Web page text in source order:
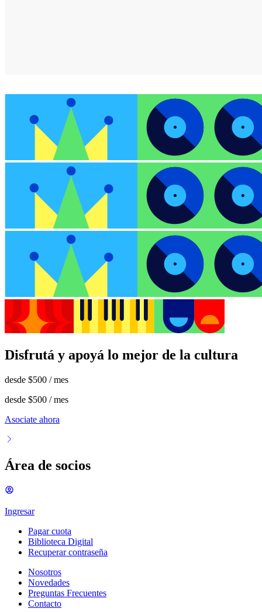
Disfrutá y apoyá lo mejor de la cultura
desde $500 / mes
desde $500 / mes
Asociate ahora
Área de socios
Ingresar
Pagar cuota
Biblioteca Digital
Recuperar contraseña
Nosotros
Novedades
Preguntas Frecuentes
Contacto